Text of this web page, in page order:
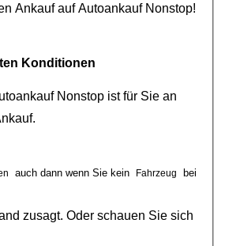
AnkaufaufAutoankaufNonstop!
Konditionen
Nonstop ist für Sie an
.
auch dann wenn Sie kein Fahrzeug
bei
zusagt. Oder schauen Sie sich